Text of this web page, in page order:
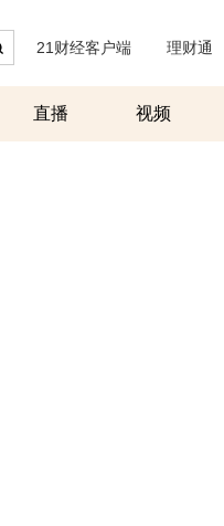
21财经客户端 理财通
直播 视频